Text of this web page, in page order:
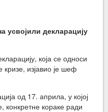
усвојили декларацију
која се односи
кризе, изјавио је шеф
од 17. априла, у којој
конкретне кораке ради